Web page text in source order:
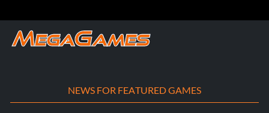
NEWS FOR FEATURED GAMES